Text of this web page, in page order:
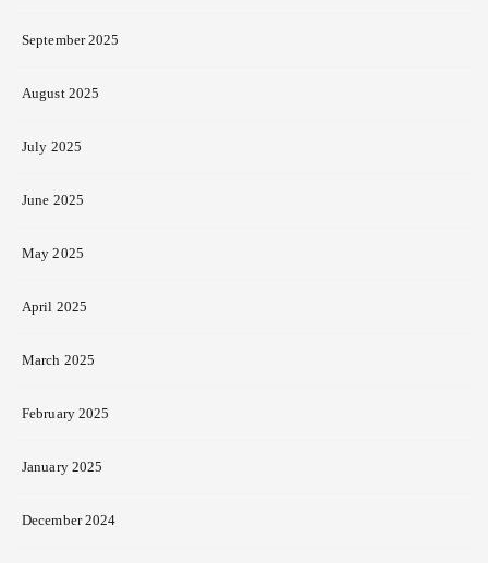
September 2025
August 2025
July 2025
June 2025
May 2025
April 2025
March 2025
February 2025
January 2025
December 2024